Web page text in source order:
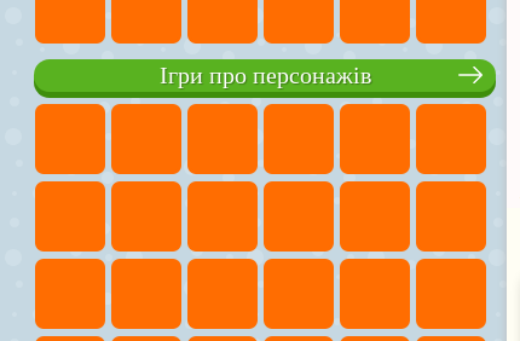
Ігри про персонажів